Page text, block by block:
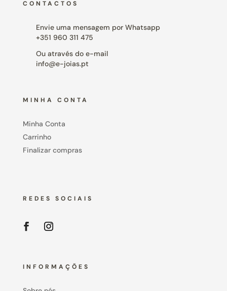
CONTACTOS
Envie uma mensagem por Whatsapp
+351 960 311 475
Ou através do e-mail
info@e-joias.pt
MINHA CONTA
Minha Conta
Carrinho
Finalizar compras
REDES SOCIAIS
INFORMAÇÕES